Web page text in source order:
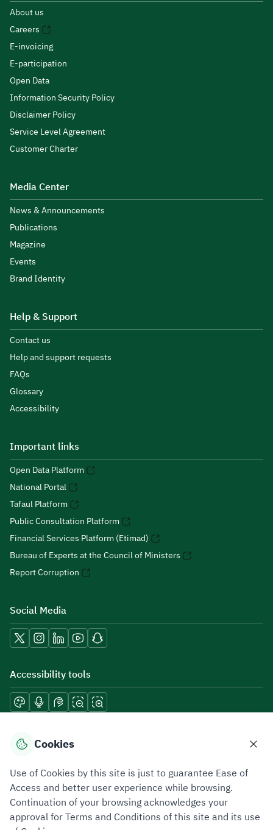
About us
Careers
E-invoicing
E-participation
Open Data
Information Security Policy
Disclaimer Policy
Service Level Agreement
Customer Charter
Media Center
News & Announcements
Publications
Magazine
Events
Brand Identity
Help & Support
Contact us
Help and support requests
FAQs
Glossary
Accessibility
Important links
Open Data Platform
National Portal
Tafaul Platform
Public Consultation Platform
Financial Services Platform (Etimad)
Bureau of Experts at the Council of Ministers
Report Corruption
Social Media
Accessibility tools
Download mobile applications
Privacy PolicyTerms of UseSite Map
Cookies
Use of Cookies by this site is just to guarantee Ease of
Access and better user experience while browsing.
Continuation of your browsing acknowledges your
approval for Terms and Conditions of this site and its use